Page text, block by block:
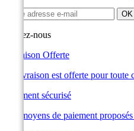
Suivez-nous
Livraison Offerte
La livraison est offerte pour toute
Paiement sécurisé
Les moyens de paiement